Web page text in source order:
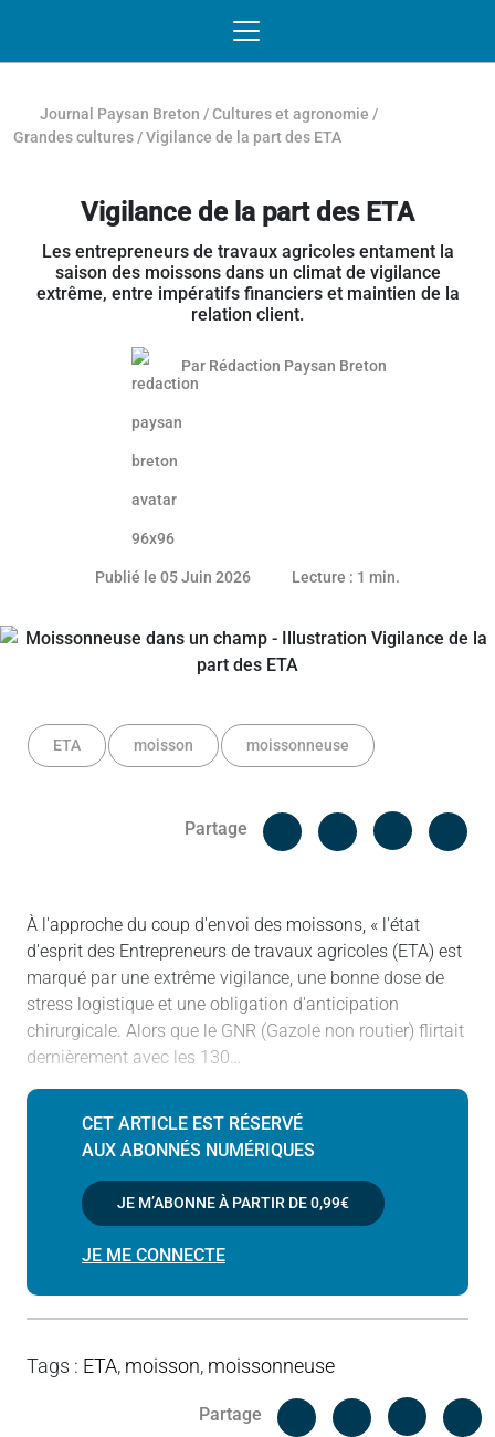
Journal Paysan Breton /Cultures et agronomie /
Grandes cultures /Vigilance de la part des ETA
Vigilance de la part des ETA
Les entrepreneurs de travaux agricoles entament la
saison des moissons dans un climat de vigilance
extrême, entre impératifs financiers et maintien de la
relation client.
Article réservé aux abonnés
Par Rédaction Paysan Breton
Publié le 05 Juin 202611 juin 2026Lecture : 1 min.
ETA moisson moissonneuse
Partage
Facebook
À l'approche du coup d'envoi des moissons, « l'état
d'esprit des Entrepreneurs de travaux agricoles (ETA) est
marqué par une extrême vigilance, une bonne dose de
stress logistique et une obligation d'anticipation
chirurgicale. Alors que le GNR (Gazole non routier) flirtait
dernièrement avec les 130…
CET ARTICLE EST RÉSERVÉ
AUX ABONNÉS NUMÉRIQUES
JE M’ABONNE À PARTIR DE0,99€
JE ME CONNECTE
Tags : ETA, moisson, moissonneuse
Partage
Facebook